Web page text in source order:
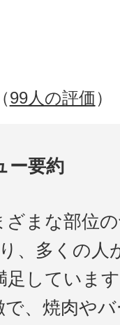
99人の評価）
ー要約
ざまな部位
、多くの人
足していま
で、焼肉や